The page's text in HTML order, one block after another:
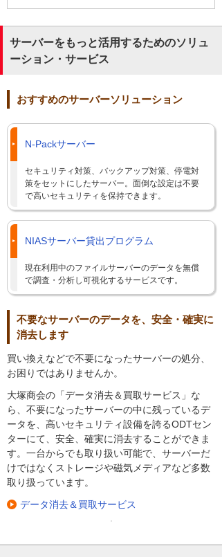
サーバーをもっと活用するためのソリュ
ーション・サービス
おすすめのサーバーソリューション
N-Packサーバー
セキュリティ対策、バックアップ対策、停電対
策をセットにしたサーバー。面倒な設定は不要
で高いセキュリティを保持できます。
NIASサーバー貸出プログラム
現在利用中のファイルサーバーのデータを無償
で調査・分析し可視化するサービスです。
不要なサーバーのデータを、安全・確実に
消去します
買い換えなどで不要になったサーバーの処分、
お困りではありませんか。
大塚商会の「データ消去＆買取サービス」な
ら、不要になったサーバーの中に残っているデ
ータを、高いセキュリティ設備を誇るODTセン
ターにて、安全、確実に消去することができま
す。一台からでも取り扱い可能で、サーバーだ
けではなくストレージや磁気メディアなど多数
取り扱っています。
データ消去＆買取サービス